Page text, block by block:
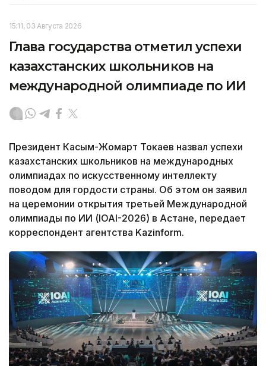
15:11, 03 Августа 2026
Глава государства отметил успехи
казахстанских школьников на
международной олимпиаде по ИИ
Президент Касым-Жомарт Токаев назвал успехи
казахстанских школьников на международных
олимпиадах по искусственному интеллекту
поводом для гордости страны. Об этом он заявил
на церемонии открытия третьей Международной
олимпиады по ИИ (IOAI-2026) в Астане, передает
корреспондент агентства Kazinform.